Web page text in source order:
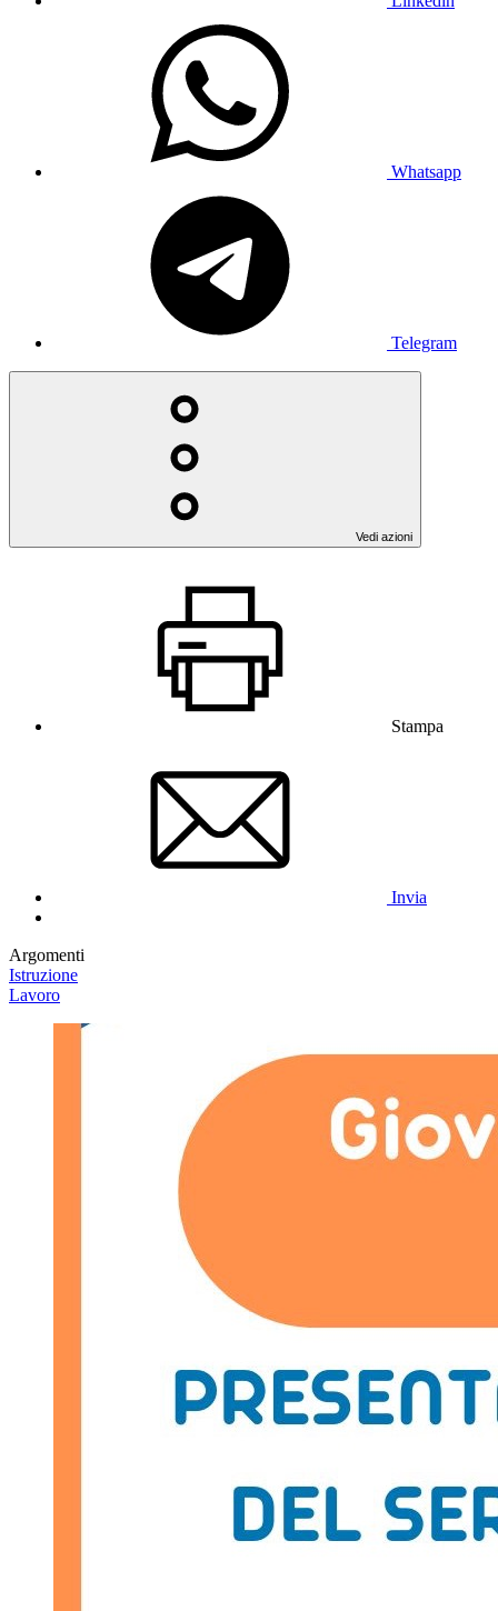
Whatsapp
Telegram
Vedi azioni
Stampa
Invia
Argomenti
Istruzione
Lavoro